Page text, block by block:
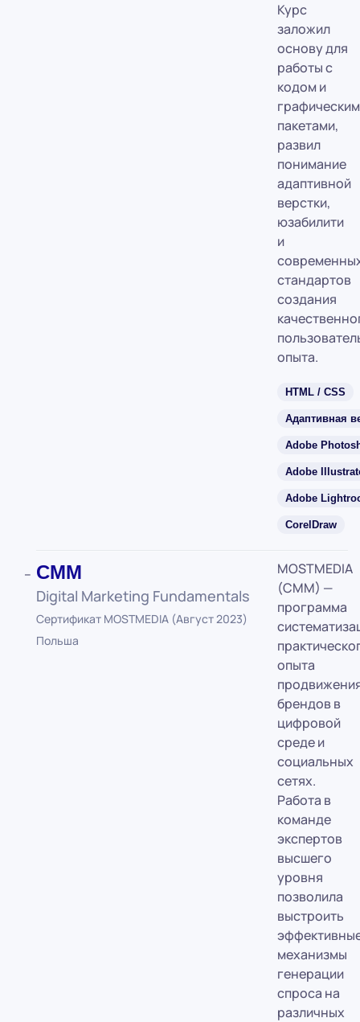
Курс
заложил
основу для
работы с
кодом и
пакетами,
развил
понимание
адаптивной
верстки,
юзабилити
и
стандартов
создания
опыта.
HTML / CSS
Адаптивная
Adobe
Adobe
Adobe
CorelDraw
CMM
Digital Marketing Fundamentals
Сертификат MOSTMEDIA (Август 2023)
Польша
MOSTMEDIA
(CMM) —
программа
опыта
брендов в
цифровой
среде и
социальных
сетях.
Работа в
команде
экспертов
высшего
уровня
позволила
выстроить
механизмы
генерации
спроса на
различных